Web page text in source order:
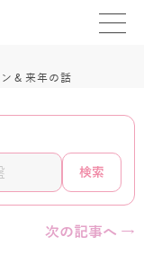
›
＆来年の話
検索
次の記事へ →